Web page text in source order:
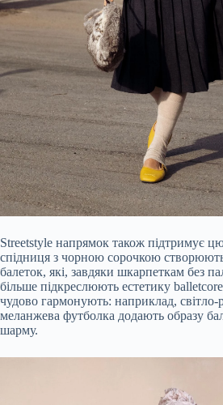
Streetstyle напрямок також підтримує
спідниця з чорною сорочкою
балеток, які, завдяки шкарпеткам без
більше підкреслюють естетику
чудово гармонують: наприклад, світло-
меланжева футболка додають образу
шарму.